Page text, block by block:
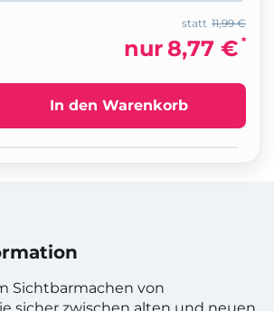
11,99 €
statt
nur 8,77 € *
In den Warenkorb
Sichtbarmachen von